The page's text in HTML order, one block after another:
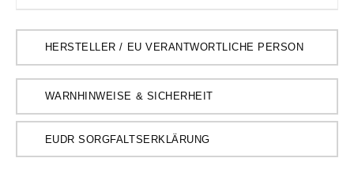
HERSTELLER / EU VERANTWORTLICHE PERSON
WARNHINWEISE & SICHERHEIT
EUDR SORGFALTSERKLÄRUNG